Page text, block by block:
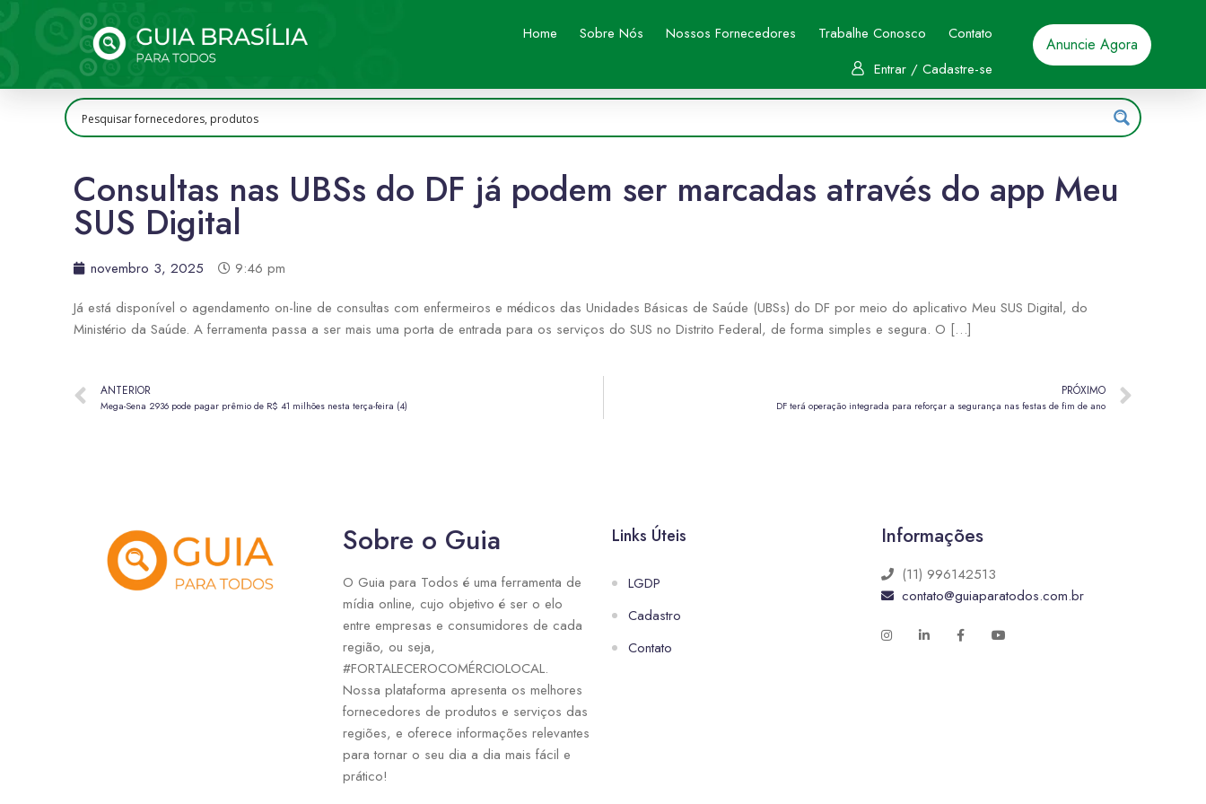
Home Sobre Nós Nossos Fornecedores Trabalhe Conosco
Contato
Entrar / Cadastre-se
Anuncie Agora
Consultas nas UBSs do DF já podem ser marcadas através do app Meu
SUS Digital
novembro 3, 2025
9:46 pm
Já está disponível o agendamento on-line de consultas com enfermeiros e médicos das Unidades Básicas de Saúde (UBSs) do DF por meio do aplicativo Meu SUS Digital, do
Ministério da Saúde. A ferramenta passa a ser mais uma porta de entrada para os serviços do SUS no Distrito Federal, de forma simples e segura. O […]
ANTERIOR
Mega-Sena 2936 pode pagar prêmio de R$ 41 milhões nesta terça-feira (4)
PRÓXIMO
DF terá operação integrada para reforçar a segurança nas festas de fim de ano
Sobre o Guia
O Guia para Todos é uma ferramenta de
mídia online, cujo objetivo é ser o elo
entre empresas e consumidores de cada
região, ou seja,
#FORTALECEROCOMÉRCIOLOCAL.
Nossa plataforma apresenta os melhores
fornecedores de produtos e serviços das
regiões, e oferece informações relevantes
para tornar o seu dia a dia mais fácil e
prático!
Links Úteis
LGDP
Cadastro
Contato
Informações
(11) 996142513
contato@guiaparatodos.com.br